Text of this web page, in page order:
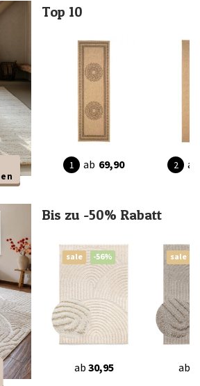
Top 10
ab 69,90 ab
Bis zu -50% Rabatt
sale -56%
ab 30,95
sale
ab